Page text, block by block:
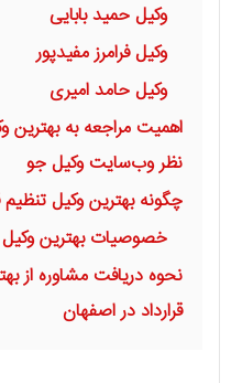
وکیل حمید بابایی
وکیل فرامرز مفیدپور
وکیل حامد امیری
اهمیت مراجعه به بهترین
نظر وب‌سایت وکیل جو
چگونه بهترین وکیل تنظیم
خصوصیات بهترین وکیل
نحوه دریافت مشاوره از
قرارداد در اصفهان